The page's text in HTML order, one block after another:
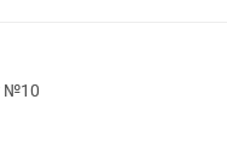
№10